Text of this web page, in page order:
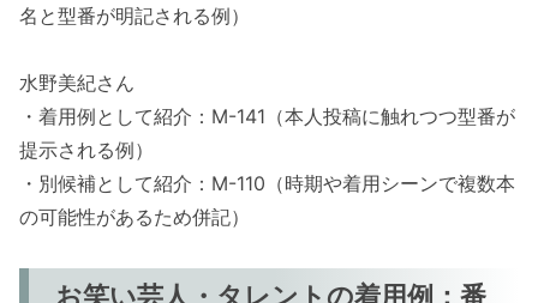
名と型番が明記される例）
水野美紀さん
・着用例として紹介：M-141（本人投稿に触れつつ型番が
提示される例）
・別候補として紹介：M-110（時期や着用シーンで複数本
の可能性があるため併記）
お笑い芸人・タレントの着用例：番